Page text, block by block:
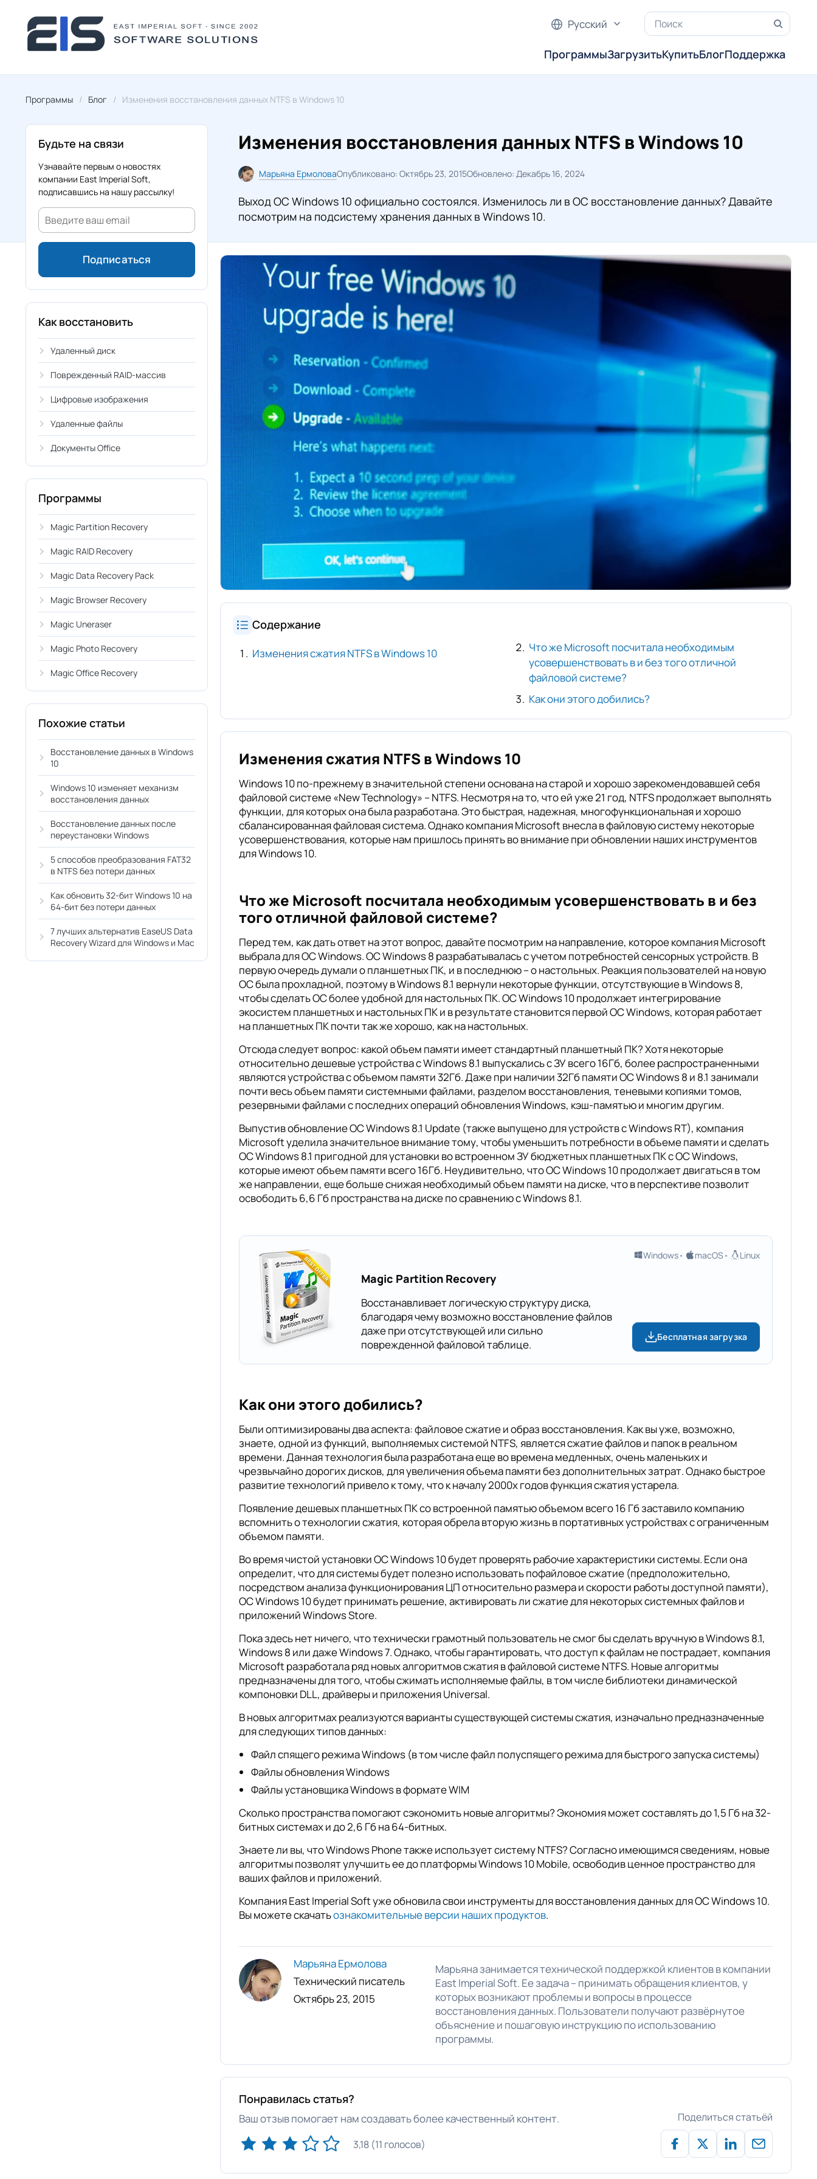
ПрограммыЗагрузитьКупитьБлогПоддержка
Русский
Программы Блог Изменения восстановления данных NTFS в Windows 10
Изменения восстановления данных NTFS в Windows 10
Марьяна ЕрмоловаОпубликовано: Октябрь 23, 2015Обновлено: Декабрь 16, 2024
Выход ОС Windows 10 официально состоялся. Изменилось ли в ОС восстановление данных? Давайте
посмотрим на подсистему хранения данных в Windows 10.
Содержание
Изменения сжатия NTFS в Windows 10
Что же Microsoft посчитала необходимым
усовершенствовать в и без того отличной
файловой системе?
Как они этого добились?
Изменения сжатия NTFS в Windows 10
Windows 10 по-прежнему в значительной степени основана на старой и хорошо зарекомендовавшей себя
файловой системе «New Technology» – NTFS. Несмотря на то, что ей уже 21 год, NTFS продолжает выполнять
функции, для которых она была разработана. Это быстрая, надежная, многофункциональная и хорошо
сбалансированная файловая система. Однако компания Microsoft внесла в файловую систему некоторые
усовершенствования, которые нам пришлось принять во внимание при обновлении наших инструментов
для Windows 10.
Что же Microsoft посчитала необходимым усовершенствовать в и без
того отличной файловой системе?
Перед тем, как дать ответ на этот вопрос, давайте посмотрим на направление, которое компания Microsoft
выбрала для ОС Windows. ОС Windows 8 разрабатывалась с учетом потребностей сенсорных устройств. В
первую очередь думали о планшетных ПК, и в последнюю – о настольных. Реакция пользователей на новую
ОС была прохладной, поэтому в Windows 8.1 вернули некоторые функции, отсутствующие в Windows 8,
чтобы сделать ОС более удобной для настольных ПК. ОС Windows 10 продолжает интегрирование
экосистем планшетных и настольных ПК и в результате становится первой ОС Windows, которая работает
на планшетных ПК почти так же хорошо, как на настольных.
Отсюда следует вопрос: какой объем памяти имеет стандартный планшетный ПК? Хотя некоторые
относительно дешевые устройства с Windows 8.1 выпускались с ЗУ всего 16Гб, более распространенными
являются устройства с объемом памяти 32Гб. Даже при наличии 32Гб памяти ОС Windows 8 и 8.1 занимали
почти весь объем памяти системными файлами, разделом восстановления, теневыми копиями томов,
резервными файлами с последних операций обновления Windows, кэш-памятью и многим другим.
Выпустив обновление ОС Windows 8.1 Update (также выпущено для устройств с Windows RT), компания
Microsoft уделила значительное внимание тому, чтобы уменьшить потребности в объеме памяти и сделать
ОС Windows 8.1 пригодной для установки во встроенном ЗУ бюджетных планшетных ПК с ОС Windows,
которые имеют объем памяти всего 16Гб. Неудивительно, что ОС Windows 10 продолжает двигаться в том
же направлении, еще больше снижая необходимый объем памяти на диске, что в перспективе позволит
освободить 6,6 Гб пространства на диске по сравнению с Windows 8.1.
Magic Partition Recovery
Восстанавливает логическую структуру диска,
благодаря чему возможно восстановление файлов
даже при отсутствующей или сильно
поврежденной файловой таблице.
Windows macOS Linux
Бесплатная загрузка
Как они этого добились?
Были оптимизированы два аспекта: файловое сжатие и образ восстановления. Как вы уже, возможно,
знаете, одной из функций, выполняемых системой NTFS, является сжатие файлов и папок в реальном
времени. Данная технология была разработана еще во времена медленных, очень маленьких и
чрезвычайно дорогих дисков, для увеличения объема памяти без дополнительных затрат. Однако быстрое
развитие технологий привело к тому, что к началу 2000х годов функция сжатия устарела.
Появление дешевых планшетных ПК со встроенной памятью объемом всего 16 Гб заставило компанию
вспомнить о технологии сжатия, которая обрела вторую жизнь в портативных устройствах с ограниченным
объемом памяти.
Во время чистой установки ОС Windows 10 будет проверять рабочие характеристики системы. Если она
определит, что для системы будет полезно использовать пофайловое сжатие (предположительно,
посредством анализа функционирования ЦП относительно размера и скорости работы доступной памяти),
ОС Windows 10 будет принимать решение, активировать ли сжатие для некоторых системных файлов и
приложений Windows Store.
Пока здесь нет ничего, что технически грамотный пользователь не смог бы сделать вручную в Windows 8.1,
Windows 8 или даже Windows 7. Однако, чтобы гарантировать, что доступ к файлам не пострадает, компания
Microsoft разработала ряд новых алгоритмов сжатия в файловой системе NTFS. Новые алгоритмы
предназначены для того, чтобы сжимать исполняемые файлы, в том числе библиотеки динамической
компоновки DLL, драйверы и приложения Universal.
В новых алгоритмах реализуются варианты существующей системы сжатия, изначально предназначенные
для следующих типов данных:
Файл спящего режима Windows (в том числе файл полуспящего режима для быстрого запуска системы)
Файлы обновления Windows
Файлы установщика Windows в формате WIM
Сколько пространства помогают сэкономить новые алгоритмы? Экономия может составлять до 1,5 Гб на 32-
битных системах и до 2,6 Гб на 64-битных.
Знаете ли вы, что Windows Phone также использует систему NTFS? Согласно имеющимся сведениям, новые
алгоритмы позволят улучшить ее до платформы Windows 10 Mobile, освободив ценное пространство для
ваших файлов и приложений.
Компания East Imperial Soft уже обновила свои инструменты для восстановления данных для ОС Windows 10.
Вы можете скачатьознакомительные версии наших продуктов.
Марьяна Ермолова
Технический писатель
Октябрь 23, 2015
Марьяна занимается технической поддержкой клиентов в компании
East Imperial Soft. Ее задача – принимать обращения клиентов, у
которых возникают проблемы и вопросы в процессе
восстановления данных. Пользователи получают развёрнутое
объяснение и пошаговую инструкцию по использованию
программы.
Понравилась статья?
Ваш отзыв помогает нам создавать более качественный контент.
3,18 (11 голосов)
Поделиться статьёй
Будьте на связи
Узнавайте первым о новостях
компании East Imperial Soft,
подписавшись на нашу рассылку!
Как восстановить
Удаленный диск
Поврежденный RAID-массив
Цифровые изображения
Удаленные файлы
Документы Office
Программы
Magic Partition Recovery
Magic RAID Recovery
Magic Data Recovery Pack
Magic Browser Recovery
Magic Uneraser
Magic Photo Recovery
Magic Office Recovery
Похожие статьи
Восстановление данных в Windows
10
Windows 10 изменяет механизм
восстановления данных
Восстановление данных после
переустановки Windows
5 способов преобразования FAT32
в NTFS без потери данных
Как обновить 32-бит Windows 10 на
64-бит без потери данных
7 лучших альтернатив EaseUS Data
Recovery Wizard для Windows и Mac